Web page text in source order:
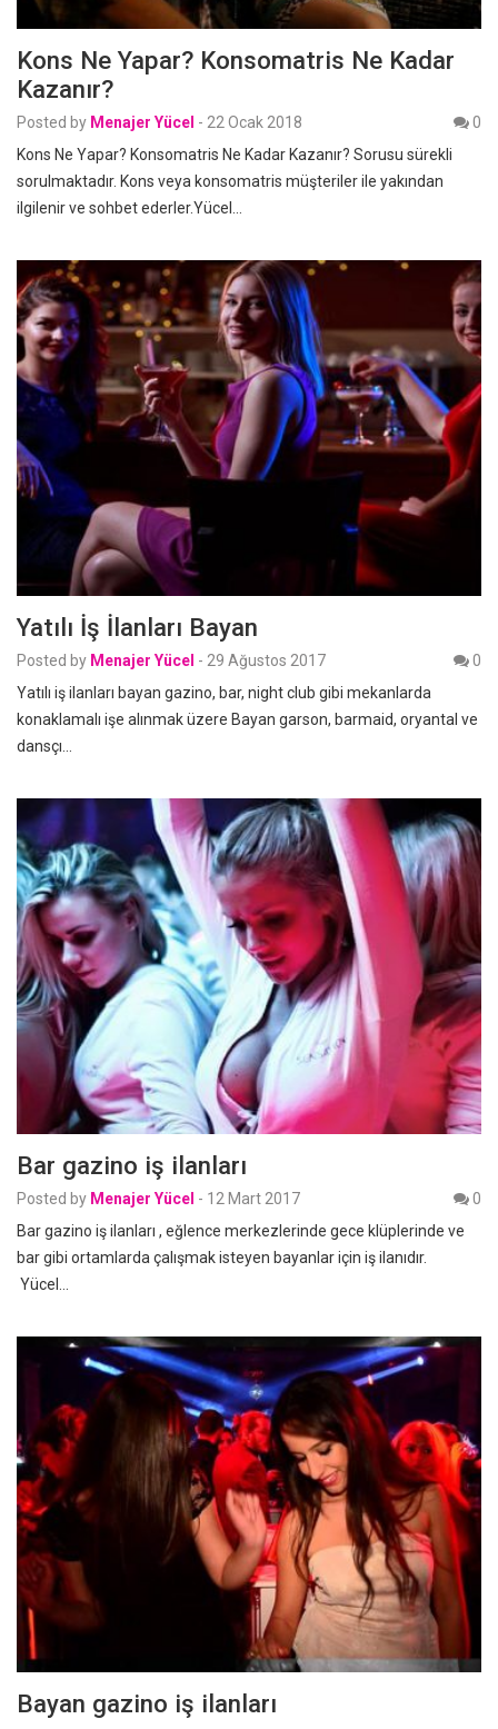
Kons Ne Yapar? Konsomatris Ne Kadar
Kazanır?
Posted by Menajer Yücel - 22 Ocak 2018
0
Kons Ne Yapar? Konsomatris Ne Kadar Kazanır? Sorusu sürekli
sorulmaktadır. Kons veya konsomatris müşteriler ile yakından
ilgilenir ve sohbet ederler.Yücel…
Yatılı İş İlanları Bayan
Posted by Menajer Yücel - 29 Ağustos 2017
0
Yatılı iş ilanları bayan gazino, bar, night club gibi mekanlarda
konaklamalı işe alınmak üzere Bayan garson, barmaid, oryantal ve
dansçı…
Bar gazino iş ilanları
Posted by Menajer Yücel - 12 Mart 2017
0
Bar gazino iş ilanları , eğlence merkezlerinde gece klüplerinde ve
bar gibi ortamlarda çalışmak isteyen bayanlar için iş ilanıdır.
Yücel…
Bayan gazino iş ilanları